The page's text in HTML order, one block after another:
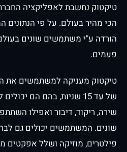
טיקטוק נחשבת לאפליקציה
הכי מהיר בעולם. על פי
הורדה ע"י משתמשים שונים
פעמים.
טיקטוק מעניקה למשתמשים את
של עד 15 שניות, בהם הם
שירה, ריקוד, דיבור ואפילו
שונים. המשתמשים יכולים גם
פילטרים, מוזיקה ושלל אפקטים